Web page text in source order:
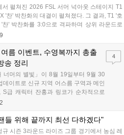
펼쳐진 2026 FSL 서머 넉아웃 스테이지 T1
'찬' 박찬화의 대결이 펼쳐졌다. 그 결과, T1 '호
' 박찬화를 3:0으로 격파하며 상위 라운드로
말았다. 경기 초반, 5분 만에 골 찬스를 잡은
름 이벤트, 수영복까지 총출
송 정리
너머의 별빛」이 8월 19일부터 9월 30
데이트로 신규 지역 어스름 구역과 메인
S급 캐릭터 잔홍과 링코가 순차적으로
아 비치발리볼, 수상 오토바이 등 다채
까지 사용 가능한 교환 코드 3종이 제
4
들 위해 끝까지 최선 다하겠다"
시즌 3라운드 라이즈 그룹 경기에서 농심 레